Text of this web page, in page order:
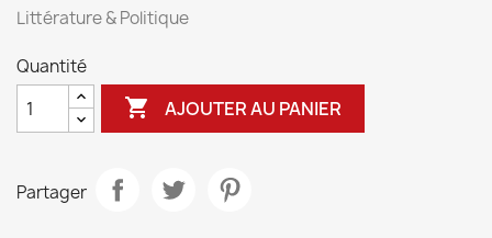
Littérature & Politique
Quantité
 AJOUTER AU PANIER
Partager